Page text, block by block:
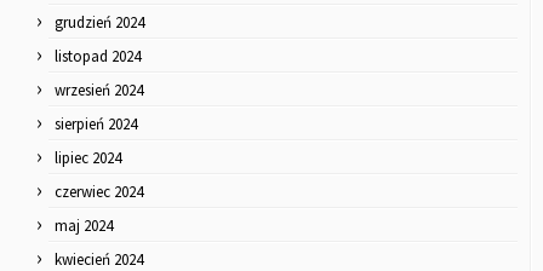
grudzień 2024
listopad 2024
wrzesień 2024
sierpień 2024
lipiec 2024
czerwiec 2024
maj 2024
kwiecień 2024